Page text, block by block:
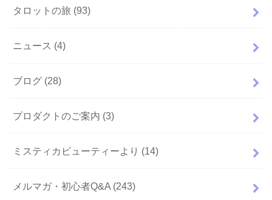
タロットの旅 (93)
ニュース (4)
ブログ (28)
プロダクトのご案内 (3)
ミスティカビューティーより (14)
メルマガ・初心者Q&A (243)